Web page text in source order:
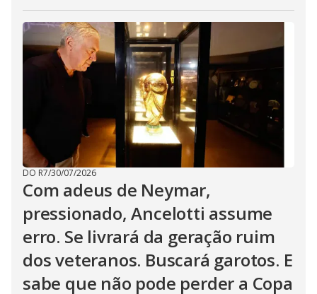
DO R7/30/07/2026
Com adeus de Neymar,
pressionado, Ancelotti assume
erro. Se livrará da geração ruim
dos veteranos. Buscará garotos. E
sabe que não pode perder a Copa